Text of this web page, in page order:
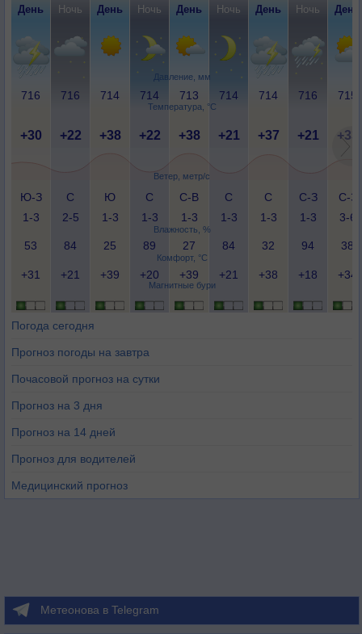
Давление, мм
Температура, °C
Ветер, метр/с
Влажность, %
Комфорт, °C
Магнитные бури
День Ночь День Ночь День Ночь День Ночь День
716 716 714 714 713 714 714 716 715
+30 +22 +38 +22 +38 +21 +37 +21 +33
Ю-З
1-3
С
2-5
Ю
1-3
С
1-3
С-В
1-3
С
1-3
С
1-3
С-З
1-3
С-З
3-6
53 84 25 89 27 84 32 94 38
+31 +21 +39 +20 +39 +21 +38 +18 +34
Погода сегодня
Прогноз погоды на завтра
Почасовой прогноз на сутки
Прогноз на 3 дня
Прогноз на 14 дней
Прогноз для водителей
Медицинский прогноз
Метеонова в Telegram